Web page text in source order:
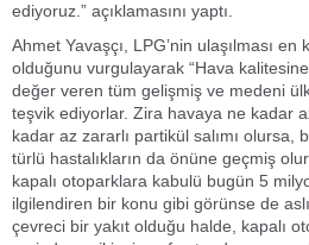
ediyoruz.” açıklamasını yaptı.
Ahmet Yavaşçı, LPG’nin ulaşılması en
olduğunu vurgulayarak “Hava
değer veren tüm gelişmiş ve medeni
teşvik ediyorlar. Zira havaya ne kadar
kadar az zararlı partikül salımı olursa,
türlü hastalıkların da önüne geçmiş
kapalı otoparklara kabulü bugün 5
ilgilendiren bir konu gibi görünse de
çevreci bir yakıt olduğu halde, kapalı